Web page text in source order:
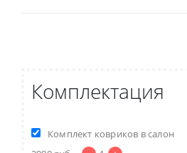
Комплектация
Комплект ковриков в салон